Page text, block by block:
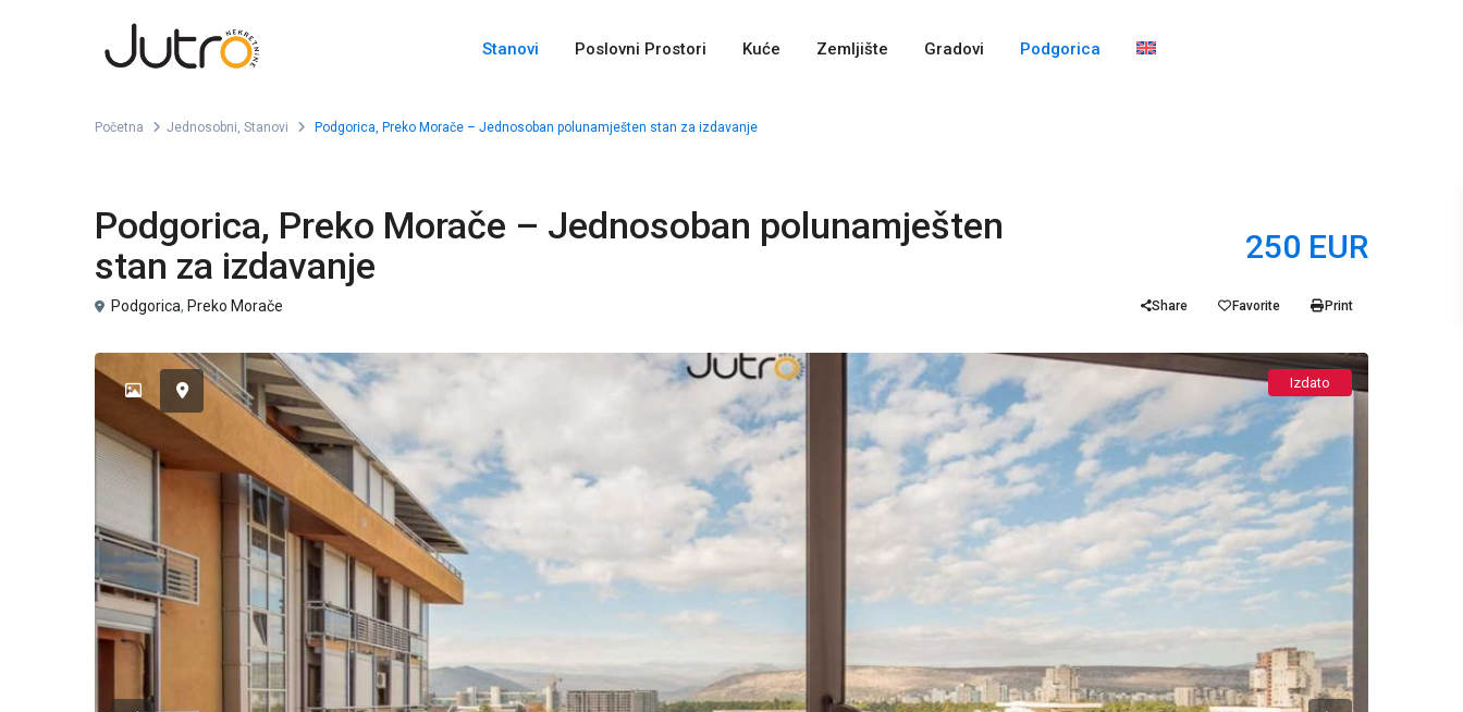
Stanovi Poslovni Prostori Kuće Zemljište Gradovi Podgorica
Početna Jednosobni, Stanovi Podgorica, Preko Morače – Jednosoban polunamješten stan za izdavanje
Podgorica, Preko Morače – Jednosoban polunamješten
stan za izdavanje
250 EUR
Podgorica, Preko Morače Share Favorite Print
Izdato